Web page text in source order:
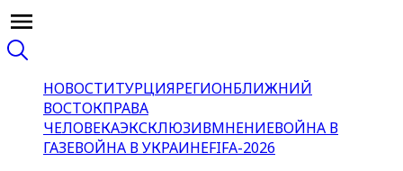
НОВОСТИТУРЦИЯРЕГИОНБЛИЖНИЙ
ВОСТОКПРАВА
ЧЕЛОВЕКАЭКСКЛЮЗИВМНЕНИЕВОЙНА В
ГАЗЕВОЙНА В УКРАИНЕFIFA-2026